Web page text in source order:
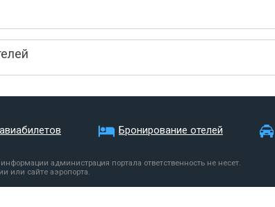
Бронирование отелей
администрация портала ответственность не несет.
или сайте аэропорта.